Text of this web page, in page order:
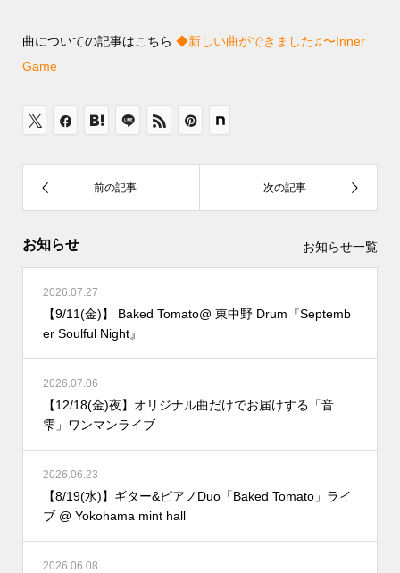
曲についての記事はこちら ◆新しい曲ができました♫〜Inner
Game
お知らせ お知らせ一覧
2026.07.27
【9/11(金)】 Baked Tomato@ 東中野 Drum『Septemb
er Soulful Night』
2026.07.06
【12/18(金)夜】オリジナル曲だけでお届けする「音
雫」ワンマンライブ
2026.06.23
【8/19(水)】ギター&ピアノDuo「Baked Tomato」ライ
ブ @ Yokohama mint hall
2026.06.08